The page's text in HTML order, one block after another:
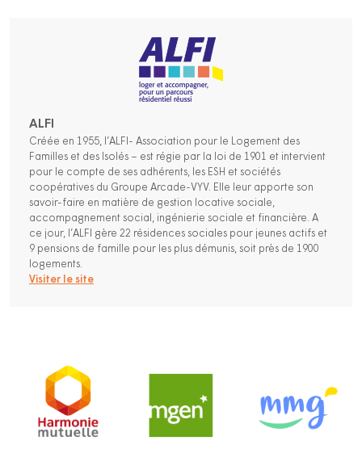
ALFI
Créée en 1955, l’ALFI- Association pour le Logement des
Familles et des Isolés – est régie par la loi de 1901 et intervient
pour le compte de ses adhérents, les ESH et sociétés
coopératives du Groupe Arcade-VYV. Elle leur apporte son
savoir-faire en matière de gestion locative sociale,
accompagnement social, ingénierie sociale et financière. A
ce jour, l’ALFI gère 22 résidences sociales pour jeunes actifs et
9 pensions de famille pour les plus démunis, soit près de 1900
logements.
Visiter le site